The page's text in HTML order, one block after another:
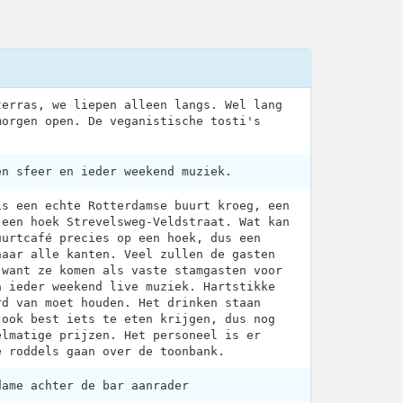
we liepen alleen langs. Wel lang
open. De veganistische tosti's
sfeer en ieder weekend muziek.
echte Rotterdamse buurt kroeg, een
hoek Strevelsweg-Veldstraat. Wat kan
precies op een hoek, dus een
alle kanten. Veel zullen de gasten
ze komen als vaste stamgasten voor
weekend live muziek. Hartstikke
moet houden. Het drinken staan
ook best iets te eten krijgen, dus nog
prijzen. Het personeel is er
gaan over de toonbank.
achter de bar aanrader